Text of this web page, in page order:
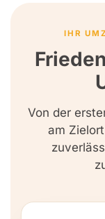
IHR
Von der
am